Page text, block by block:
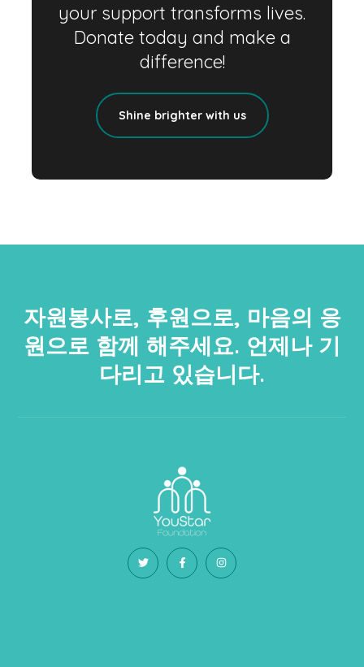
your support transforms lives.
Donate today and make a
difference!
Shine brighter with us
자원봉사로, 후원으로, 마음의 응
원으로 함께 해주세요. 언제나 기
다리고 있습니다.